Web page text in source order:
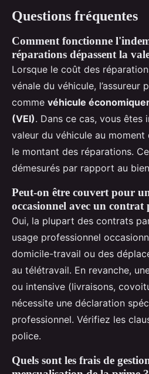
Questions fréquentes
Comment fonctionne
réparations dépassent la
Lorsque le coût des
vénale du véhicule, l’assureur
comme véhicule
(VEI). Dans ce cas, vous êtes
valeur du véhicule au moment
le montant des réparations.
démesurés par rapport au
Peut-on être couvert pour
occasionnel avec un
Oui, la plupart des contrats
usage professionnel
domicile-travail ou des
au télétravail. En revanche,
ou intensive (livraisons,
nécessite une déclaration
professionnel. Vérifiez les
police.
Quels sont les frais de